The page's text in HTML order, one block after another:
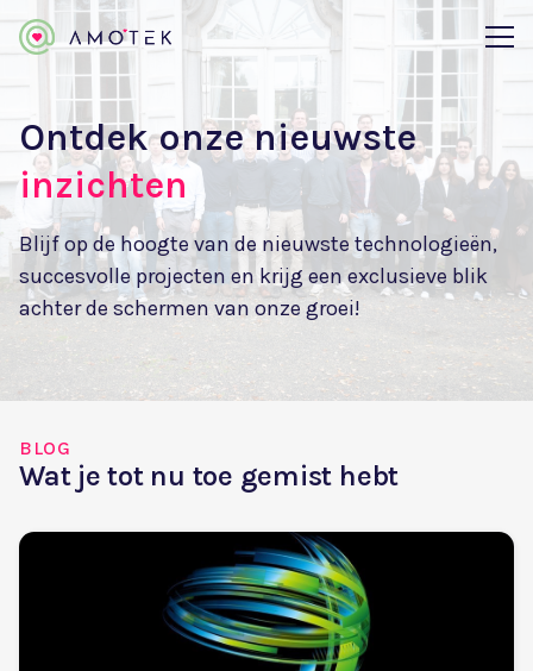
Ontdek onze nieuwste
inzichten
Blijf op de hoogte van de nieuwste technologieën,
succesvolle projecten en krijg een exclusieve blik
achter de schermen van onze groei!
BLOG
Wat je tot nu toe gemist hebt